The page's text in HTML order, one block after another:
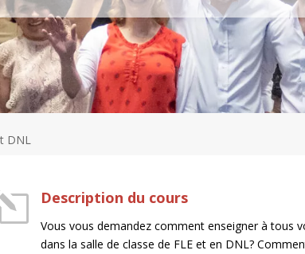
DNL
Description du cours
Vous vous demandez comment enseigner à tous
dans la salle de classe de FLE et en DNL?